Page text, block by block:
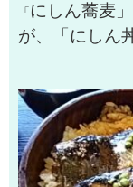
「 にしん蕎麦
が、「にしん